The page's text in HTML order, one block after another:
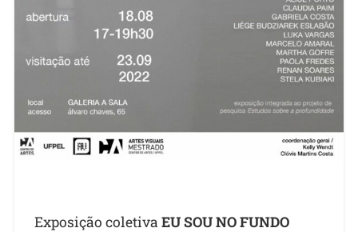
Exposição coletiva EU SOU NO FUNDO